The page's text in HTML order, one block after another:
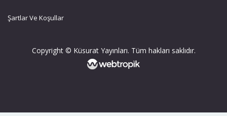
Şartlar Ve Koşullar
Copyright © Küsurat Yayınları. Tüm hakları saklıdır.